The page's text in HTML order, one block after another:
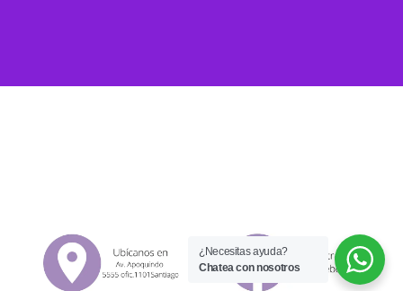
¿Necesitas ayuda?
Chatea con nosotros